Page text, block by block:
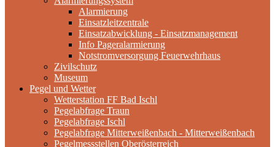
Alarmierung
Einsatzleitzentrale
Einsatzabwicklung - Einsatzmanagement
Info Pageralarmierung
Notstromversorgung Feuerwehrhaus
Zivilschutz
Museum
Pegel und Wetter
Wetterstation FF Bad Ischl
Pegelabfrage Traun
Pegelabfrage Ischl
Pegelabfrage Mitterweißenbach - Mitterweißenbach
Pegelmessstellen Oberösterreich